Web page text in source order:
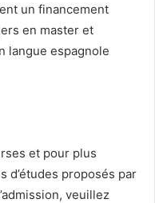
un financement
en master et
langue espagnole
et pour plus
d’études proposés par
veuillez